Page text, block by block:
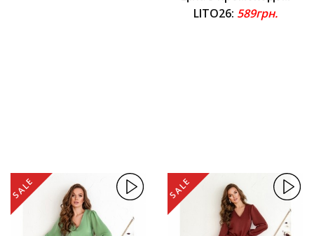
LITO26: 589грн.
SALE SALE